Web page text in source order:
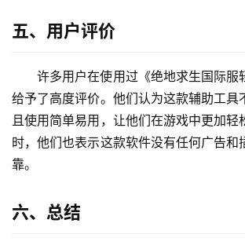
五、用户评价
许多用户在使用过《绝地求生国际服
给予了高度评价。他们认为这款辅助工具
且使用简单易用，让他们在游戏中更加轻
时，他们也表示这款软件没有任何广告和
靠。
六、总结